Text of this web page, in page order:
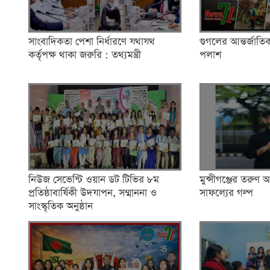
সাংবাদিকতা পেশা নির্ধারণে যথাযথ
কর্তৃপক্ষ থাকা জরুরি : তথ্যমন্ত্রী
গুগলের
পলাশ
নিউজ সেভেন্টি ওয়ান ডট টিভির ৮ম
প্রতিষ্ঠাবার্ষিকী উদযাপন, সম্মাননা ও
সাংস্কৃতিক অনুষ্ঠান
মুন্সীগঞ্জের তরুণ
সাফল্যের গল্প